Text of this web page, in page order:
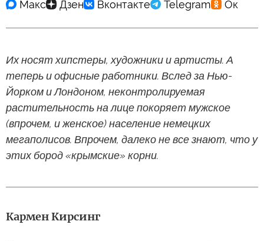
Их носят хипстеры, художники и артисты. А
теперь и офисные работники. Вслед за Нью-
Йорком и Лондоном, неконтролируемая
растительность на лице покоряет мужское
(впрочем, и женское) население немецких
мегаполисов. Впрочем, далеко не все знают, что у
этих бород «крымские» корни.
Кармен Кирсинг